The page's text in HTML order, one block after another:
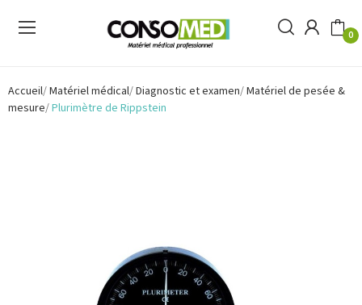
0
Accueil Matériel médical Diagnostic et examen Matériel de pesée &
mesure Plurimètre de Rippstein